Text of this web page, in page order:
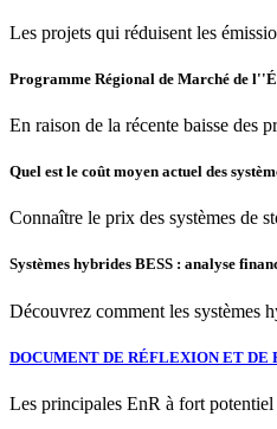
Les projets qui réduisent les
Programme Régional de Marché de
En raison de la récente baisse des
Quel est le coût moyen actuel des
Connaître le prix des systèmes de
Systèmes hybrides BESS : analyse
Découvrez comment les systèmes
DOCUMENT DE RÉFLEXION ET DE
Les principales EnR à fort